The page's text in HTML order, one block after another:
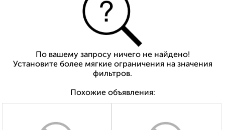
По вашему запросу ничего не найдено!
Установите более мягкие ограничения на значения
фильтров.
Похожие объявления: